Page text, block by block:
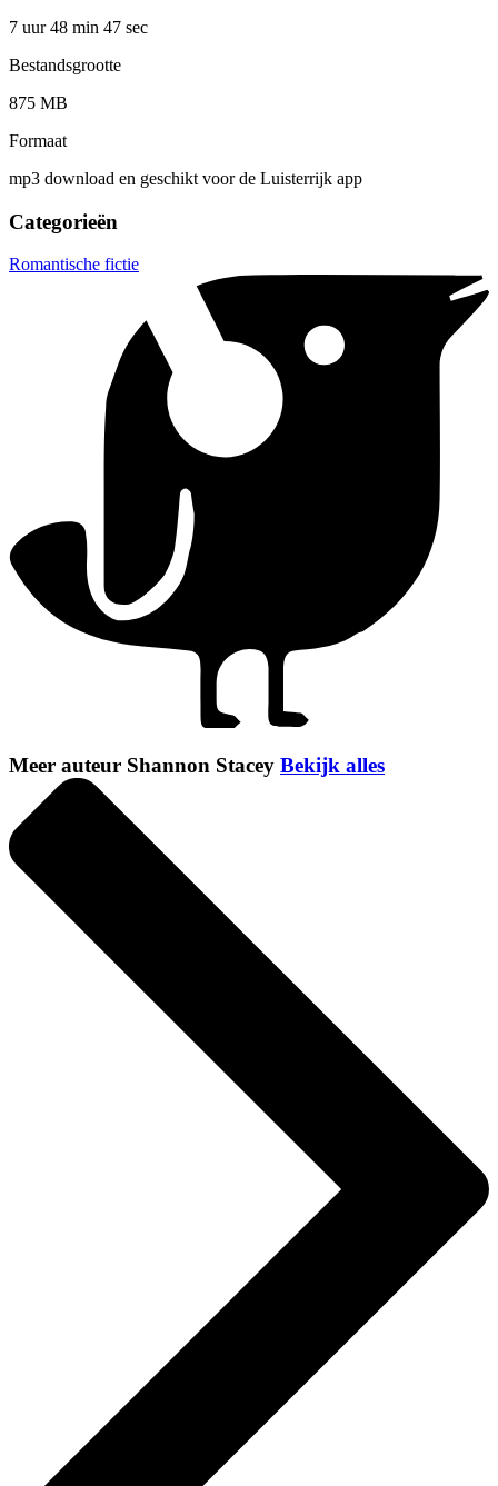
7 uur 48 min 47 sec
Bestandsgrootte
875 MB
Formaat
mp3 download en geschikt voor de Luisterrijk app
Categorieën
Romantische fictie
Meer auteur Shannon Stacey Bekijk alles